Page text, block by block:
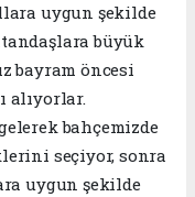
uygun şekilde
büyük
bayram öncesi
alıyorlar.
bahçemizde
seçiyor, sonra
uygun şekilde